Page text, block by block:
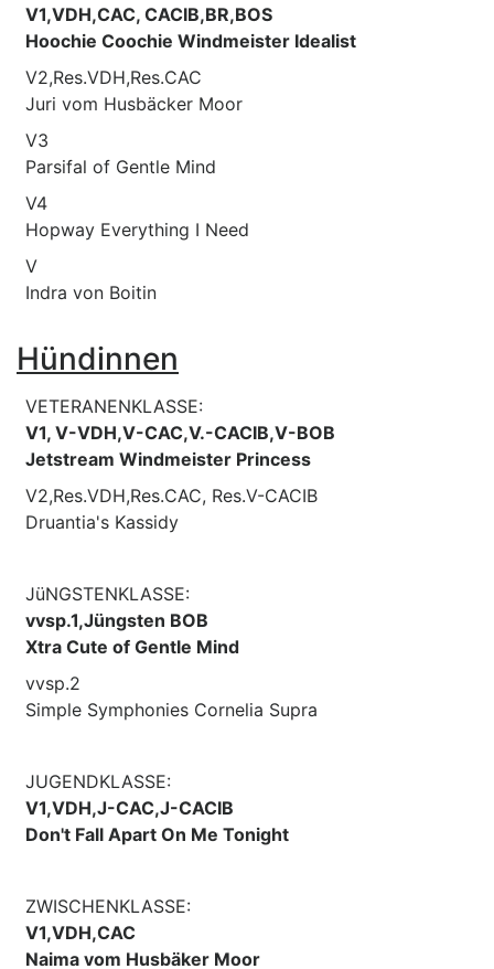
V1,VDH,CAC, CACIB,BR,BOS
Hoochie Coochie Windmeister Idealist
V2,Res.VDH,Res.CAC
Juri vom Husbäcker Moor
V3
Parsifal of Gentle Mind
V4
Hopway Everything I Need
V
Indra von Boitin
Hündinnen
VETERANENKLASSE:
V1, V-VDH,V-CAC,V.-CACIB,V-BOB
Jetstream Windmeister Princess
V2,Res.VDH,Res.CAC, Res.V-CACIB
Druantia's Kassidy
JüNGSTENKLASSE:
vvsp.1,Jüngsten BOB
Xtra Cute of Gentle Mind
vvsp.2
Simple Symphonies Cornelia Supra
JUGENDKLASSE:
V1,VDH,J-CAC,J-CACIB
Don't Fall Apart On Me Tonight
ZWISCHENKLASSE:
V1,VDH,CAC
Naima vom Husbäker Moor